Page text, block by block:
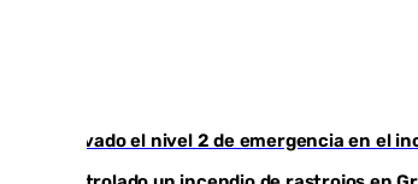
Activado el nivel 2 de emergencia en el